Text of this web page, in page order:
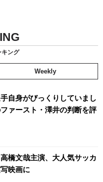
キング
Weekly
自身がびっくりしていまし
ァースト・澤井の判断を評
高橋文哉主演、大人気サッカ
映画に